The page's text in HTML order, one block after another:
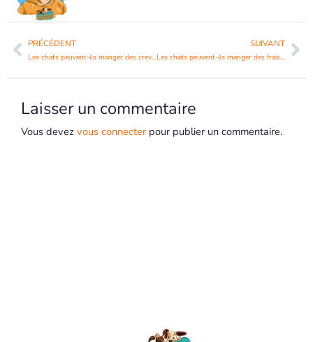
Précédent
PRÉCÉDENT
Les chats peuvent-ils manger des crevettes ?
SUIVANT
Les chats peuvent-ils manger des fraises ?
Laisser un commentaire
Vous devez vous connecter pour publier un commentaire.